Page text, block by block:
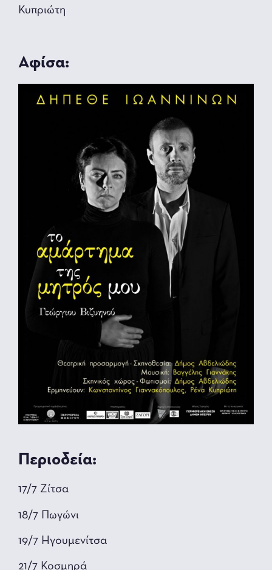
Κυπριώτη
Αφίσα:
Περιοδεία:
17/7 Ζίτσα
18/7 Πωγώνι
19/7 Ηγουμενίτσα
21/7 Κοσμηρά